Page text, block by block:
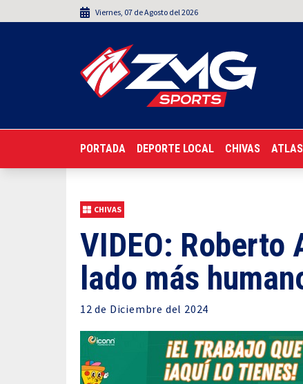
Viernes, 07 deAgosto del 2026
PORTADA DEPORTE LOCAL CHIVAS ATLAS
CHIVAS
VIDEO: Roberto
lado más
12 de Diciembre del 2024